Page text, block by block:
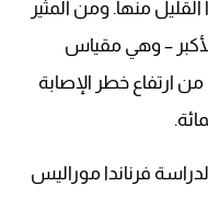
القليل منها. ومن المثير
– وهي مقياس
ارتفاع خطر الإصابة
فرناندا موراليس